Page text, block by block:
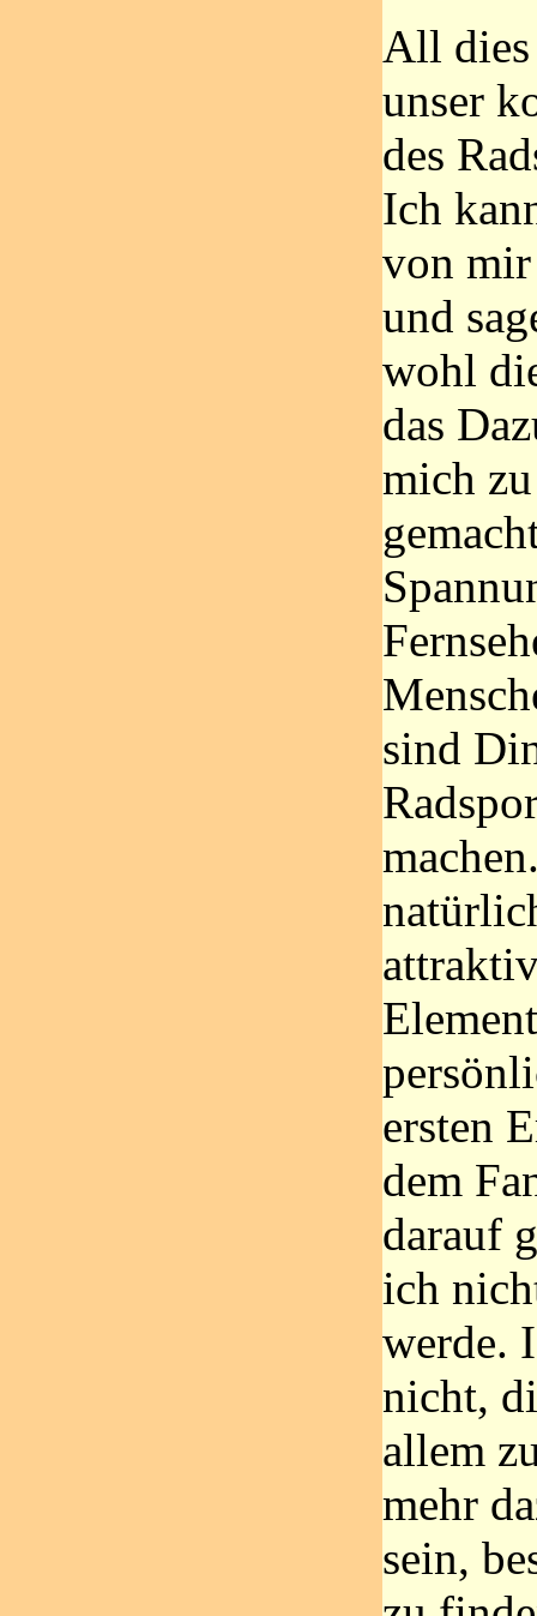
All dies
unser
des
Ich
von mir
und
wohl
das
mich
sind
ersten
dem
darauf
ich
werde.
nicht,
allem
mehr
sein,